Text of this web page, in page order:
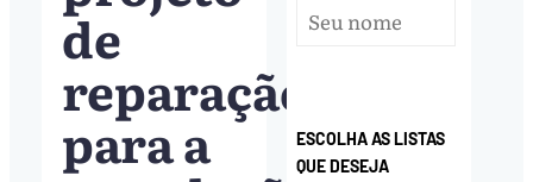
de
reparação
para a
ESCOLHA AS LISTAS
QUE DESEJA